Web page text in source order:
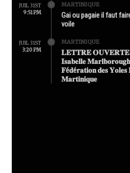
JUIL 31ST
9:51 PM
MARTINIQUE
Gai ou pagaie il faut
voile
JUIL 31ST
3:20 PM
MARTINIQUE
𝐋𝐄𝐓𝐓𝐑𝐄 𝐎𝐔𝐕𝐄𝐑𝐓𝐄
𝐈𝐬𝐚𝐛𝐞𝐥𝐥𝐞
𝐅é𝐝é𝐫𝐚𝐭𝐢𝐨𝐧 𝐝𝐞𝐬
𝐌𝐚𝐫𝐭𝐢𝐧𝐢𝐪𝐮𝐞